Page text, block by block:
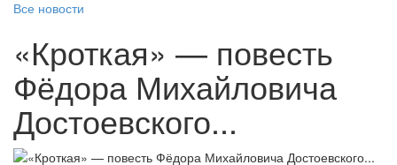
Все новости
«Кроткая» — повесть
Фёдора Михайловича
Достоевского...